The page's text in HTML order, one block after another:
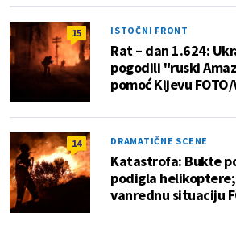
15 ISTOČNI FRONT
Rat – dan 1.624:
pogodili "ruski
pomoć Kijevu FOTO/
14 DRAMATIČNE SCENE
Katastrofa: Bukte
podigla
vanrednu situaciju